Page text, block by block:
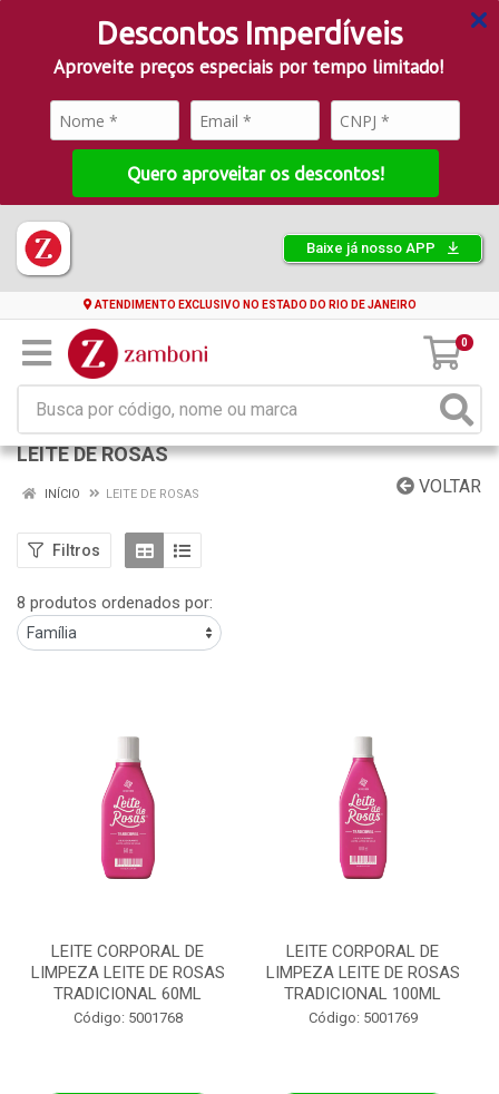
Descontos Imperdíveis
Aproveite preços especiais por tempo limitado!
Quero aproveitar os descontos!
Baixe já nosso APP
ATENDIMENTO EXCLUSIVO NO ESTADO DO RIO DE JANEIRO
0
LEITE DE ROSAS
VOLTAR
INÍCIO LEITE DE ROSAS
Filtros
8 produtos ordenados por:
LEITE CORPORAL DE
LIMPEZA LEITE DE ROSAS
TRADICIONAL 60ML
Código: 5001768
LEITE CORPORAL DE
LIMPEZA LEITE DE ROSAS
TRADICIONAL 100ML
Código: 5001769